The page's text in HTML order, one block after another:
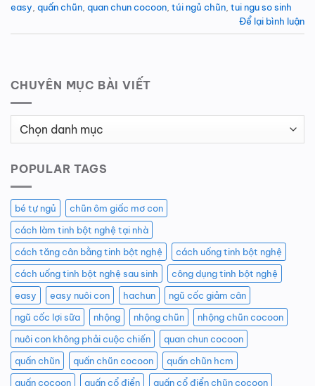
easy quấn chũn quan chun cocoon túi ngủ chũn tui ngu so sinh
Để lại bình luận
CHUYÊN MỤC BÀI VIẾT
Chuyên
Viết
POPULAR TAGS
bé tự ngủ
chũn ôm giấc mơ con
cách làm tinh bột nghệ tại nhà
cách tăng cân bằng tinh bột nghệ
cách uống tinh bột nghệ
cách uống tinh bột nghệ sau sinh
công dụng tinh bột nghệ
easy
easy nuôi con hachun
ngũ cốc giảm cân
ngũ cốc lợi sữa
nhộng nhộng chũn
nhộng chũn cocoon
nuôi con không phải cuộc chiến
quan chun cocoon
quấn chũn
quấn chũn cocoon
quấn chũn hcm
quấn cocoon
quấn cổ điển
quấn cổ điển chũn cocoon